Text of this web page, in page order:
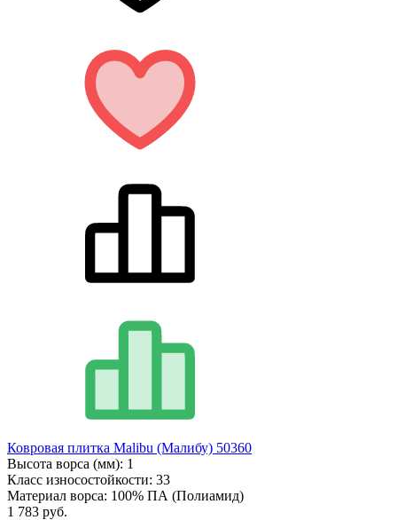
Ковровая плитка Malibu (Малибу) 50360
Высота ворса (мм): 1
Класс износостойкости: 33
Материал ворса: 100% ПА (Полиамид)
1 783 руб.